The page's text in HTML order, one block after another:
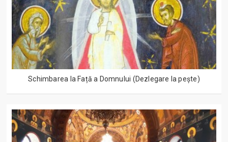
Schimbarea la Față a Domnului (Dezlegare la peşte)